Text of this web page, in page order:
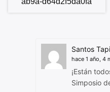
Santos
hace 1 año, 4
¡Están
Simposio